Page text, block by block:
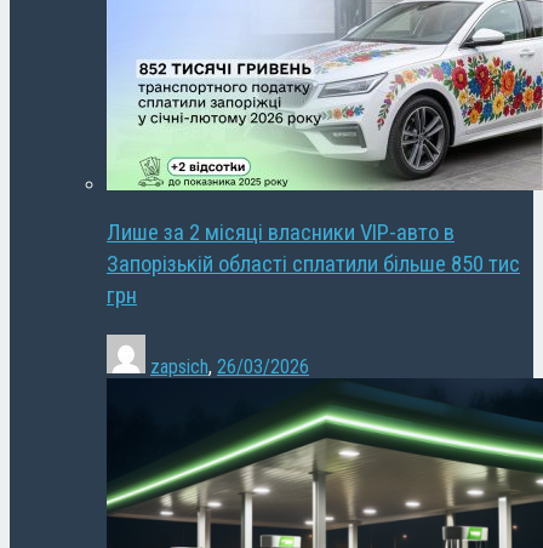
Лише за 2 місяці власники VIP-авто в
Запорізькій області сплатили більше 850 тис
грн
zapsich, 26/03/2026